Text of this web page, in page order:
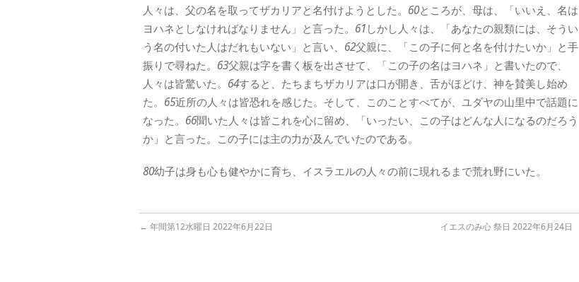
人々は、父の名を取ってザカリアと名付けようとした。 60ところが、母は、「いいえ、名は
ヨハネとしなければなりません」と言った。 61しかし人々は、「あなたの親類には、そうい
う名の付いた人はだれもいない」と言い、 62父親に、「この子に何と名を付けたいか」と手
振りで尋ねた。 63父親は字を書く板を出させて、「この子の名はヨハネ」と書いたので、
人々は皆驚いた。 64すると、たちまちザカリアは口が開き、舌がほどけ、神を賛美し始め
た。 65近所の人々は皆恐れを感じた。そして、このことすべてが、ユダヤの山里中で話題に
なった。 66聞いた人々は皆これを心に留め、「いったい、この子はどんな人になるのだろう
か」と言った。この子には主の力が及んでいたのである。
80幼子は身も心も健やかに育ち、イスラエルの人々の前に現れるまで荒れ野にいた。
← 年間第12水曜日 2022年6月22日 イエスのみ心 祭日 2022年6月24日